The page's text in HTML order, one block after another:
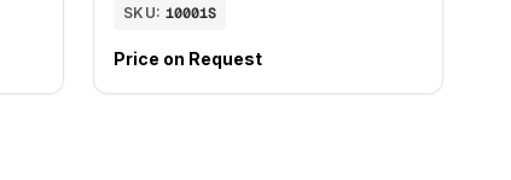
SKU: 10001S
Price on Request